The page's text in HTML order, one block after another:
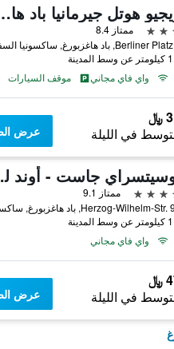
ريجيو هوتل
ممتاز 8.4
المدينة
واي فاي مجاني
موقف السيارات
﷼
في الليلة عرض
ممتاز 9.1
المدينة
واي فاي مجاني
﷼
في الليلة عرض